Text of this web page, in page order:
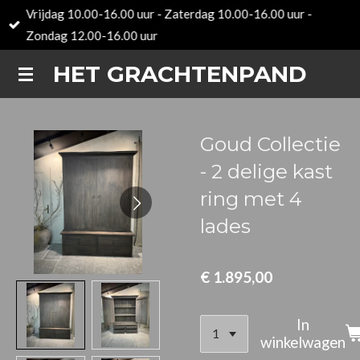
Ga
direct
de
HET GRACHTENPAND
Vrijdag 10.00-16.00 uur - Zaterdag 10.00-16.00 uur -
Zondag 12.00-16.00 uur
Goud Collectie
- 2 delige kast
ring met 4
lades
€ 1.895,00
In
winkelwagen